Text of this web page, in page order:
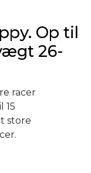
Op til
26-
racer
15
store